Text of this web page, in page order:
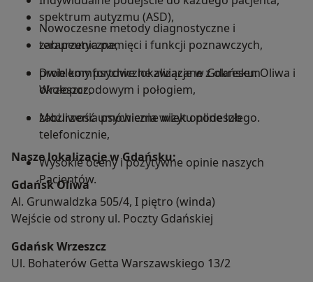
spektrum autyzmu (ASD),
zaburzenia pamięci i funkcji poznawczych,
problemy psychiczne związane z okresem
okołoporodowym i połogiem,
zaburzenia psychiczne wieku podeszłego.
Nowoczesne metody diagnostyczne i
terapeutyczne,
Dwie komfortowe lokalizacje w Gdańsku: Oliwa i
Wrzeszcz,
Możliwość umówienia wizyt online lub
telefonicznie,
Wysokie oceny i pozytywne opinie naszych
Pacjentów.
Nasze lokalizacje w Gdańsku:
Gdańsk Oliwa
Al. Grunwaldzka 505/4, I piętro (winda)
Wejście od strony ul. Poczty Gdańskiej
Gdańsk Wrzeszcz
Ul. Bohaterów Getta Warszawskiego 13/2